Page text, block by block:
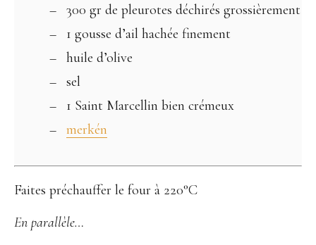
300 gr de pleurotes déchirés grossièrement
1 gousse d’ail hachée finement
huile d’olive
sel
1 Saint Marcellin bien crémeux
merkén
Faites préchauffer le four à 220°C
En parallèle…